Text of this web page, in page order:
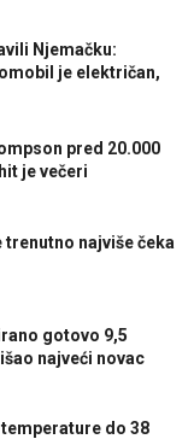
Njemačku:
je električan,
pred 20.000
je večeri
najviše čeka
gotovo 9,5
najveći novac
temperature do 38